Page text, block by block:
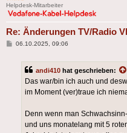
Helpdesk-Mitarbeiter
Re: Änderungen TV/Radio
Beitrag
06.10.2025, 09:06
andi410 hat geschrieben:
Das war/bin ich auch und
im Moment (ver)traue ich
Denn wenn man
und uns monatelang mit 5